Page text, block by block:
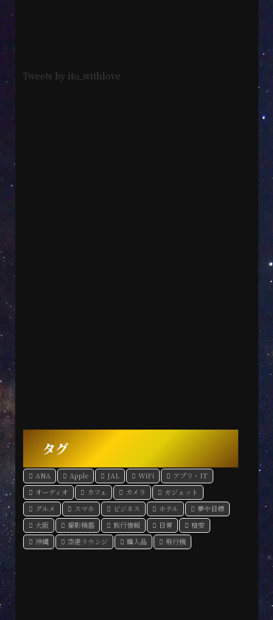
Tweets by ito_withlove
タグ
ANA Apple JAL WiFi
アプリ・IT
オーディオ
カフェ カメラ
ガジェット
グルメ
スマホ ビジネス ホテル
夢や目標
大阪
撮影機器 旅行情報 日常
格安
沖縄
空港ラウンジ 購入品 飛行機